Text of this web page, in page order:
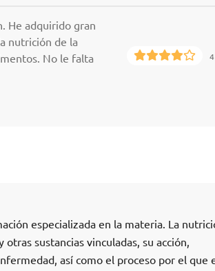
He adquirido gran
nutrición de la
No le falta
4
especializada en la materia. La
sustancias vinculadas, su acción,
así como el proceso por el que